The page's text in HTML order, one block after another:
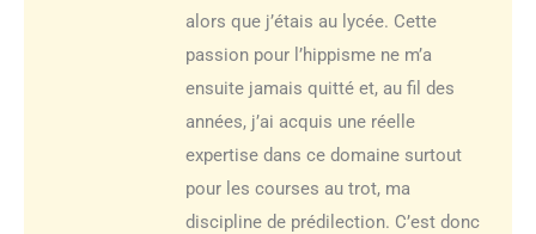
alors que j’étais au lycée. Cette
passion pour l’hippisme ne m’a
ensuite jamais quitté et, au fil des
années, j’ai acquis une réelle
expertise dans ce domaine surtout
pour les courses au trot, ma
discipline de prédilection. C’est donc